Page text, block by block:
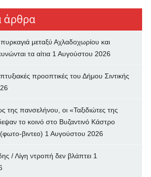
άρθρα
μεταξύ Αχλαδοχωρίου και
τα αίτια 1 Αυγούστου 2026
προοπτικές του Δήμου Σιντικής
πανσελήνου, οι «Ταξιδιώτες της
το κοινό στο Βυζαντινό Κάστρο
βιντεο) 1 Αυγούστου 2026
/ Λίγη ντροπή δεν βλάπτει 1